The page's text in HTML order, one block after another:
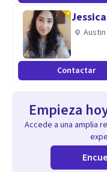
Austin
Contactar
Empieza
Accede a una amplia